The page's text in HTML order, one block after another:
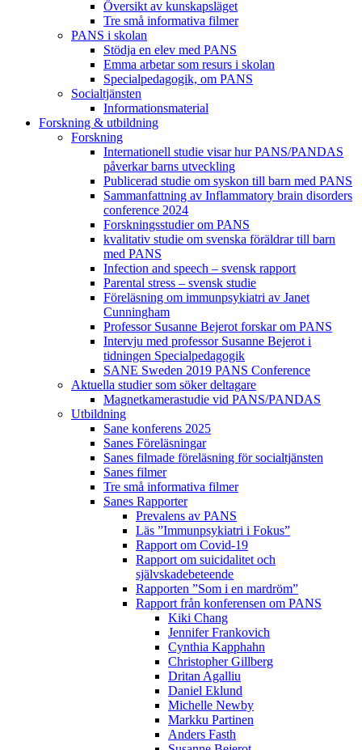
Översikt av kunskapsläget
Tre små informativa filmer
PANS i skolan
Stödja en elev med PANS
Emma arbetar som resurs i skolan
Specialpedagogik, om PANS
Socialtjänsten
Informationsmaterial
Forskning & utbildning
Forskning
Internationell studie visar hur PANS/PANDAS
påverkar barns utveckling
Publicerad studie om syskon till barn med PANS
Sammanfattning av Inflammatory brain disorders
conference 2024
Forskningsstudier om PANS
kvalitativ studie om svenska föräldrar till barn
med PANS
Infection and speech – svensk rapport
Parental stress – svensk studie
Föreläsning om immunpsykiatri av Janet
Cunningham
Professor Susanne Bejerot forskar om PANS
Intervju med professor Susanne Bejerot i
tidningen Specialpedagogik
SANE Sweden 2019 PANS Conference
Aktuella studier som söker deltagare
Magnetkamerastudie vid PANS/PANDAS
Utbildning
Sane konferens 2025
Sanes Föreläsningar
Sanes filmade föreläsning för socialtjänsten
Sanes filmer
Tre små informativa filmer
Sanes Rapporter
Prevalens av PANS
Läs ”Immunpsykiatri i Fokus”
Rapport om Covid-19
Rapport om suicidalitet och
självskadebeteende
Rapporten ”Som i en mardröm”
Rapport från konferensen om PANS
Kiki Chang
Jennifer Frankovich
Cynthia Kapphahn
Christopher Gillberg
Dritan Agalliu
Daniel Eklund
Michelle Newby
Markku Partinen
Anders Fasth